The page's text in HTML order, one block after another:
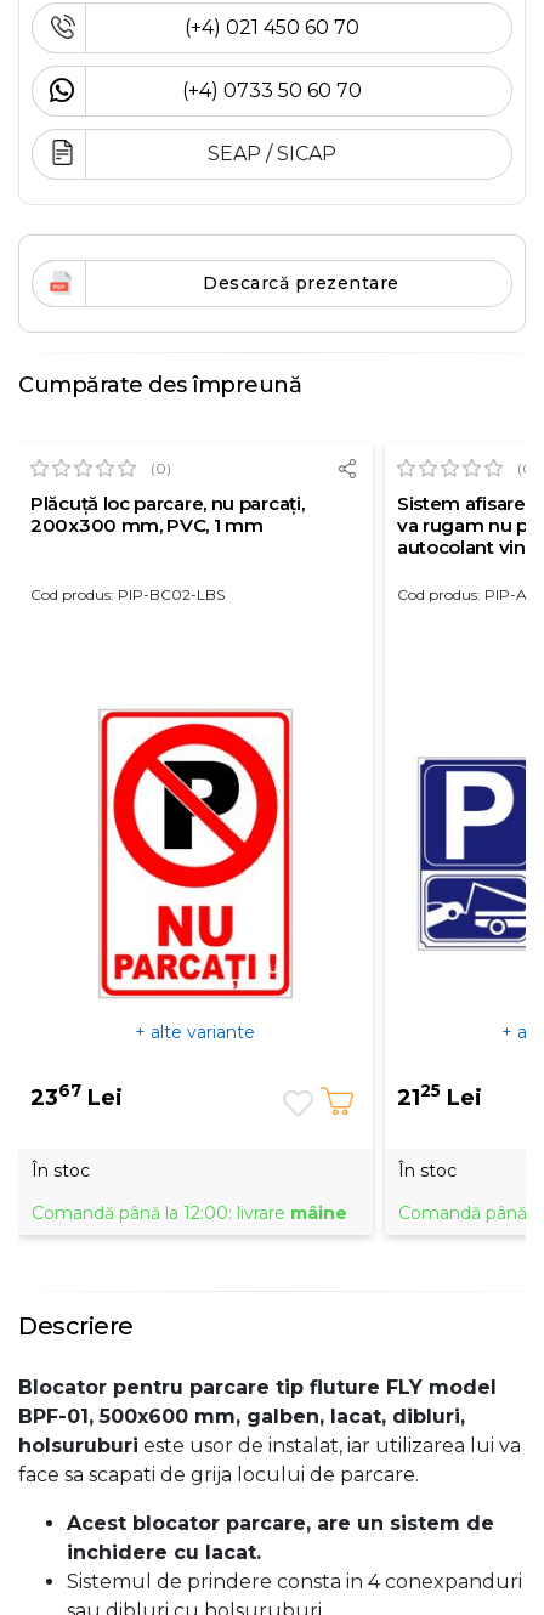
(+4) 021 450 60 70
(+4) 0733 50 60 70
SEAP / SICAP
Descarcă prezentare
Cumpărate des împreună
(0)
Plăcuță loc parcare, nu parcați,
200x300 mm, PVC, 1 mm
Cod produs: PIP-BC02-LBS
+ alte variante
2367 Lei
În stoc
Comandă până la 12:00: livrare mâine
(0)
Sistem afisare
va rugam nu
autocolant
Cod produs: PIP-
+
2125Lei
În stoc
Comandă până
Descriere
Blocator pentru parcare tip fluture FLY model
BPF-01, 500x600 mm, galben, lacat, dibluri,
holsuruburi este usor de instalat, iar utilizarea lui va
face sa scapati de grija locului de parcare.
Acest blocator parcare, are un sistem de
inchidere cu lacat.
Sistemul de prindere consta in 4 conexpanduri